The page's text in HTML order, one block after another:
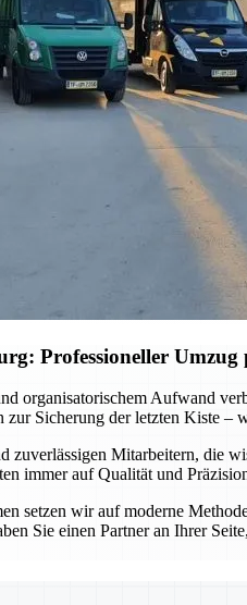
Professioneller Umzug
organisatorischem Aufwand
Sicherung der letzten Kiste –
zuverlässigen Mitarbeitern, die
immer auf Qualität und
setzen wir auf moderne
Sie einen Partner an Ihrer